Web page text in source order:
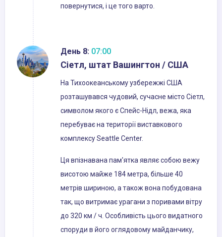
повернутися, і це того варто.
День 8: 07:00
Сіетл, штат Вашингтон / США
На Тихоокеанському узбережжі США
розташувався чудовий, сучасне місто Сіетл,
символом якого є Спейс-Нідл, вежа, яка
перебуває на території виставкового
комплексу Seattle Center.
Ця впізнавана пам'ятка являє собою вежу
висотою майже 184 метра, більше 40
метрів шириною, а також вона побудована
так, що витримає урагани з поривами вітру
до 320 км / ч. Особливість цього видатного
споруди в його оглядовому майданчику,